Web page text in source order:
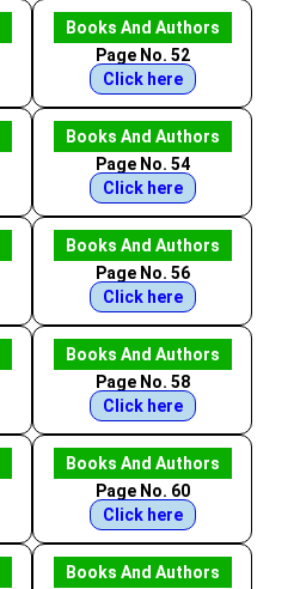
Books And Authors
Page No. 52
Click here
Books And Authors
Page No. 54
Click here
Books And Authors
Page No. 56
Click here
Books And Authors
Page No. 58
Click here
Books And Authors
Page No. 60
Click here
Books And Authors